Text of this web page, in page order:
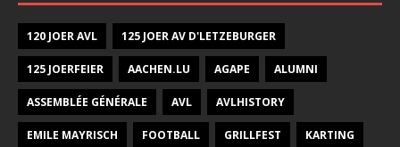
120 JOER AVL 125 JOER AV D'LETZEBURGER
125 JOERFEIER AACHEN.LU AGAPE ALUMNI
ASSEMBLÉE GÉNÉRALE AVL AVLHISTORY
EMILE MAYRISCH FOOTBALL GRILLFEST KARTING